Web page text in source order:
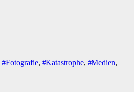
#Fotografie, #Katastrophe, #Medien,